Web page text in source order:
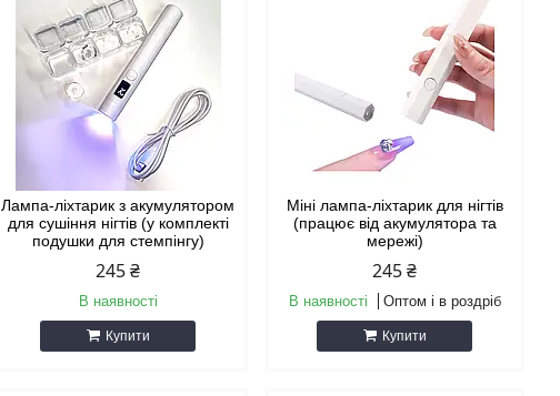
Лампа-ліхтарик з акумулятором
для сушіння нігтів (у комплекті
подушки для стемпінгу)
245 ₴
В наявності
Купити
Міні лампа-ліхтарик для нігтів
(працює від акумулятора та
мережі)
245 ₴
В наявності Оптом і в роздріб
Купити